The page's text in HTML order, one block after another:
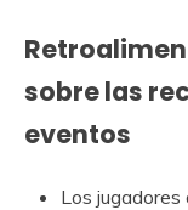
sobre las
eventos
Los jugadores